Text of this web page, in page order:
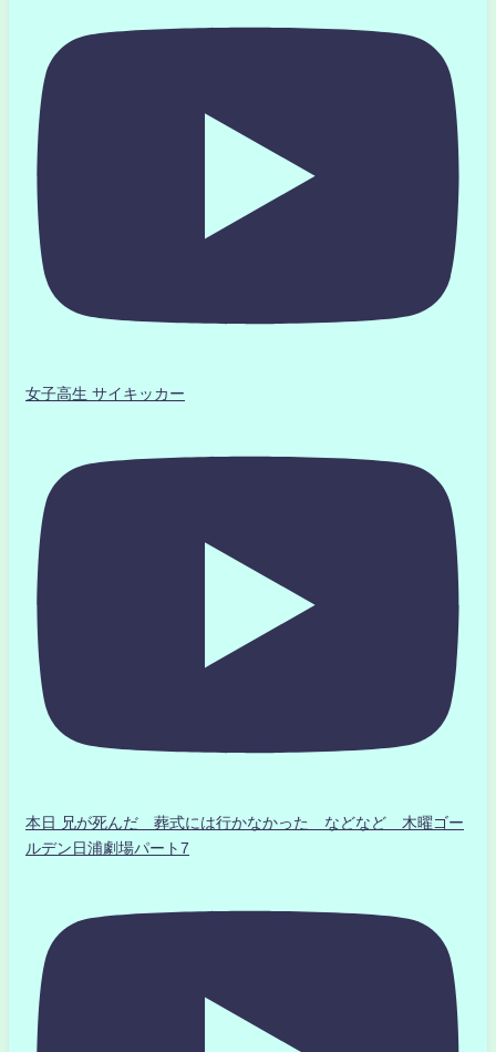
女子高生 サイキッカー
本日 兄が死んだ 葬式には行かなかった などなど 木曜ゴー
ルデン日浦劇場パート7